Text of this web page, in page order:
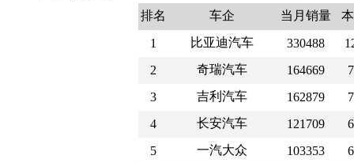
排名 车企 当月销量
1 比亚迪汽车 330488
2
奇瑞汽车 164669
3
吉利汽车 162879
4
长安汽车 121709
5
一汽大众 103353